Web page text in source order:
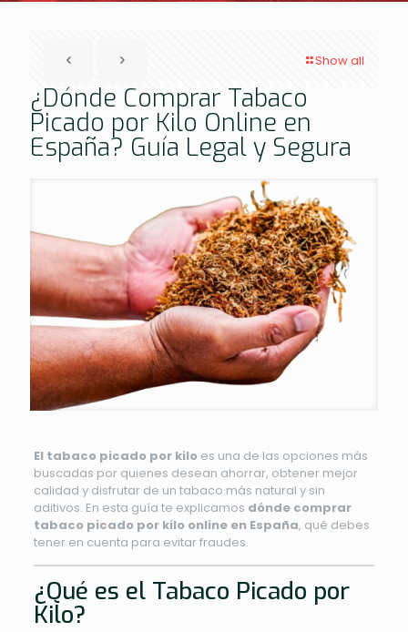
Show all
¿Dónde Comprar Tabaco
Picado por Kilo Online en
España? Guía Legal y Segura
El tabaco picado por kilo es una de las opciones más
buscadas por quienes desean ahorrar, obtener mejor
calidad y disfrutar de un tabaco más natural y sin
aditivos. En esta guía te explicamos dónde comprar
tabaco picado por kilo online en España, qué debes
tener en cuenta para evitar fraudes.
¿Qué es el Tabaco Picado por
Kilo?